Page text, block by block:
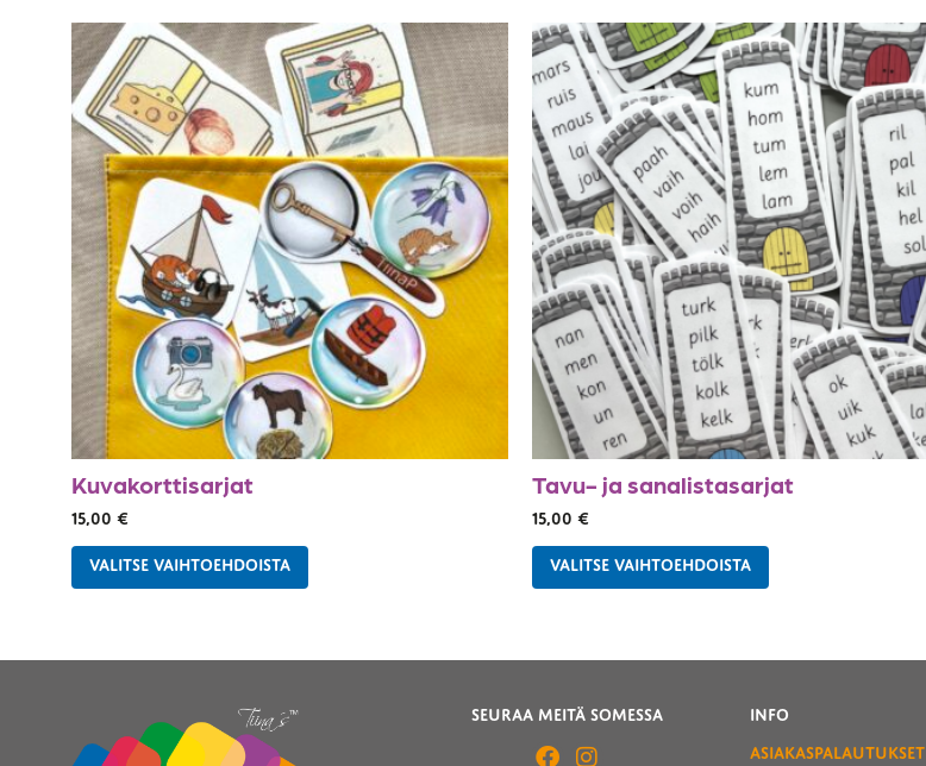
Kuvakorttisarjat
15,00 €
VALITSE VAIHTOEHDOISTA
Tavu- ja sanalistasarjat
15,00 €
VALITSE VAIHTOEHDOISTA
SEURAA MEITÄ SOMESSA
INFO
ASIAKASPALAUTUKSET